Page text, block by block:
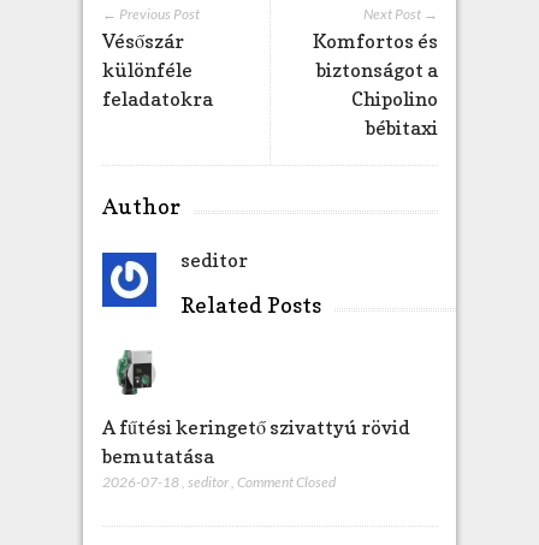
Next Post →
Komfortos és
biztonságot a
Chipolino
bébitaxi
← Previous Post
Vésőszár
különféle
feladatokra
Author
seditor
Related Posts
A fűtési keringető szivattyú rövid
bemutatása
2026-07-18 seditor Comment Closed